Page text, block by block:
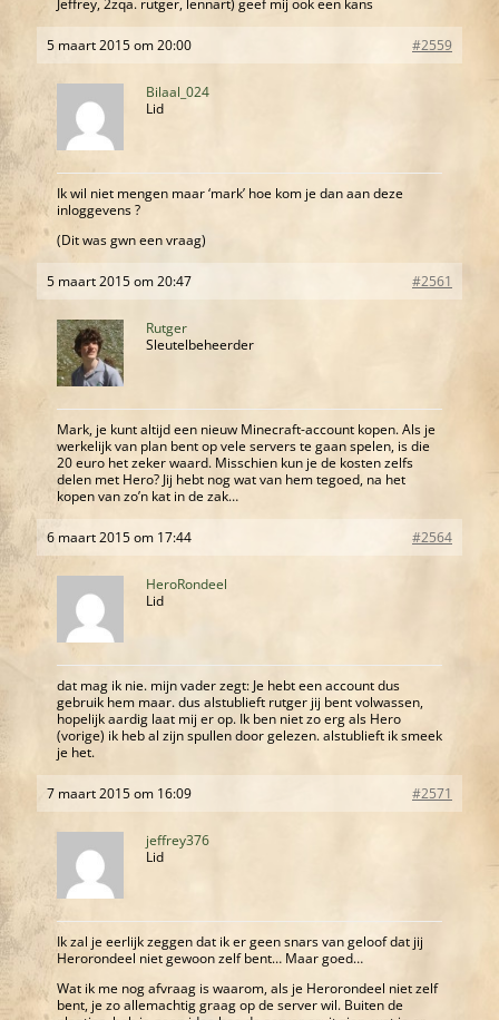
Jeffrey, 2zqa. rutger, lennart) geef mij ook een kans
5 maart 2015 om 20:00 #2559
Bilaal_024
Lid
Ik wil niet mengen maar ‘mark’ hoe kom je dan aan deze
inloggevens ?
(Dit was gwn een vraag)
5 maart 2015 om 20:47 #2561
Rutger
Sleutelbeheerder
Mark, je kunt altijd een nieuw Minecraft-account kopen. Als je
werkelijk van plan bent op vele servers te gaan spelen, is die
20 euro het zeker waard. Misschien kun je de kosten zelfs
delen met Hero? Jij hebt nog wat van hem tegoed, na het
kopen van zo’n kat in de zak…
6 maart 2015 om 17:44 #2564
HeroRondeel
Lid
dat mag ik nie. mijn vader zegt: Je hebt een account dus
gebruik hem maar. dus alstublieft rutger jij bent volwassen,
hopelijk aardig laat mij er op. Ik ben niet zo erg als Hero
(vorige) ik heb al zijn spullen door gelezen. alstublieft ik smeek
je het.
7 maart 2015 om 16:09 #2571
jeffrey376
Lid
Ik zal je eerlijk zeggen dat ik er geen snars van geloof dat jij
Herorondeel niet gewoon zelf bent… Maar goed…
Wat ik me nog afvraag is waarom, als je Herorondeel niet zelf
bent, je zo allemachtig graag op de server wil. Buiten de